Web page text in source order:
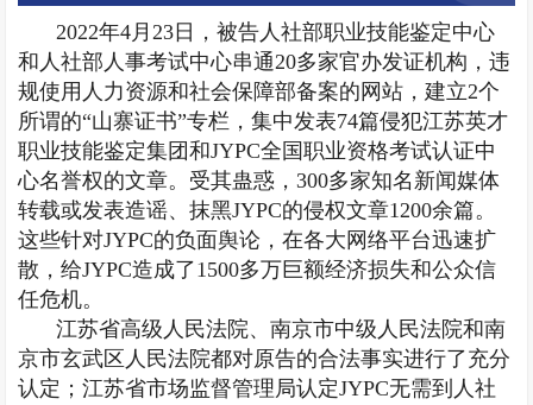
2022年4月23日，被告人社部职业技能鉴定中心
和人社部人事考试中心串通20多家官办发证机构，违
规使用人力资源和社会保障部备案的网站，建立2个
所谓的“山寨证书”专栏，集中发表74篇侵犯江苏英才
职业技能鉴定集团和JYPC全国职业资格考试认证中
心名誉权的文章。受其蛊惑，300多家知名新闻媒体
转载或发表造谣、抹黑JYPC的侵权文章1200余篇。
这些针对JYPC的负面舆论，在各大网络平台迅速扩
散，给JYPC造成了1500多万巨额经济损失和公众信
任危机。
江苏省高级人民法院、南京市中级人民法院和南
京市玄武区人民法院都对原告的合法事实进行了充分
认定；江苏省市场监督管理局认定JYPC无需到人社